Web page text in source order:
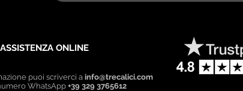
ASSISTENZA ONLINE
puoi scriverci a info@trecalici.com
WhatsApp +39 329 3765612